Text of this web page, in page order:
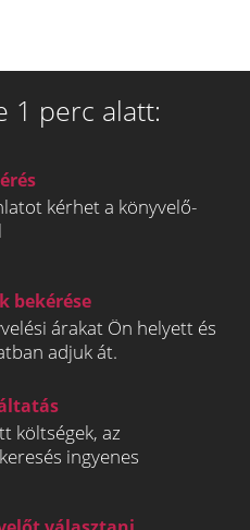
1 perc alatt:
kérhet a könyvelő-
bekérése
árakat Ön helyett és
adjuk át.
költségek, az
ingyenes